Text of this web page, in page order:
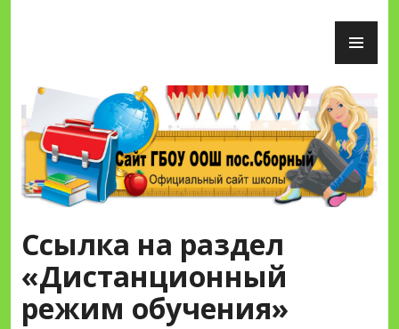
Сайт ГБОУ ООШ пос.Сборный
Ссылка на раздел
«Дистанционный
режим обучения»